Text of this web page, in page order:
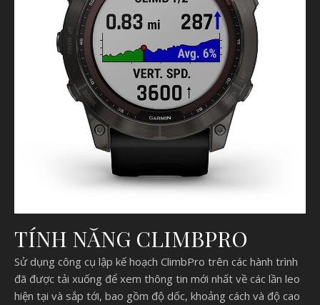
TÍNH NĂNG CLIMBPRO
Sử dụng công cụ lập kế hoạch ClimbPro trên các hành trình
đã được tải xuống để xem thông tin mới nhất về các lần leo
hiện tại và sắp tới, bao gồm độ dốc, khoảng cách và độ cao